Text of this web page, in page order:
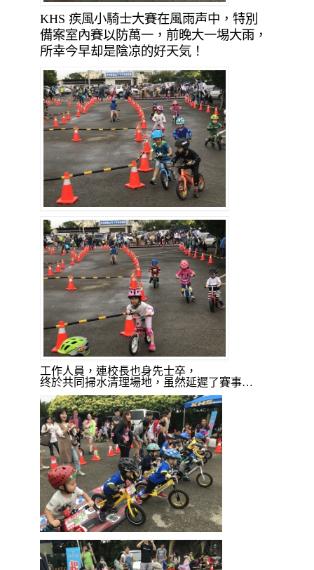
KHS 疾風小騎士大賽在風雨声中，特別
備案室內賽以防萬一，前晚大一埸大雨，
所幸今早却是陰凉的好天気！
工作人員，連校長也身先士卒，
终於共同掃水清理場地，虽然延遲了賽事…